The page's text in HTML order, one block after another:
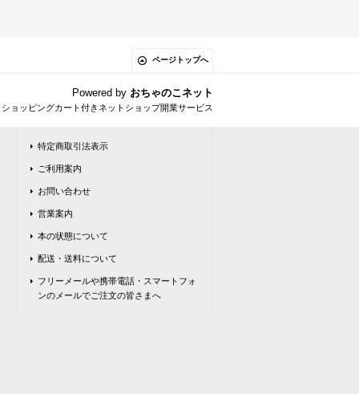
ページトップへ
Powered by おちゃのこネット
ョッピングカート付きネットショップ開業サービス
特定商取引法表示
ご利用案内
お問い合わせ
営業案内
本の状態について
配送・送料について
フリーメールや携帯電話・スマートフォ
ンのメールでご注文の皆さまへ